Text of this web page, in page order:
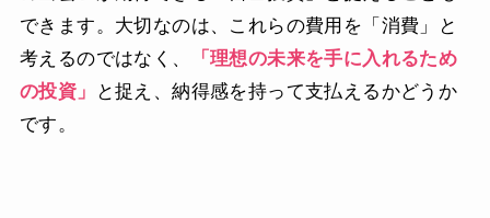
できます。大切なのは、これらの費用を「消費」と
考えるのではなく、
「理想の未来を手に入れるため
の投資」
と捉え、納得感を持って支払えるかどうか
です。